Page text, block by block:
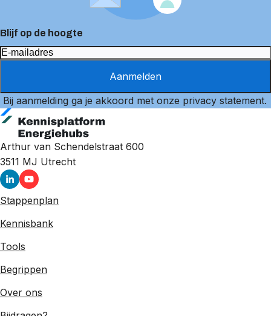
Blijf op de hoogte
Aanmelden
Bij aanmelding ga je akkoord met onze privacy statement.
Arthur van Schendelstraat 600
3511 MJ Utrecht
Stappenplan
Kennisbank
Tools
Begrippen
Over ons